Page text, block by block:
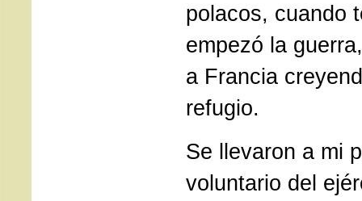
polacos, cuando
empezó la
a Francia
refugio.
Se llevaron a mi
voluntario del